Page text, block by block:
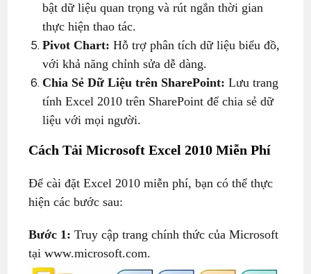
bật dữ liệu quan trọng và rút ngắn thời gian
thực hiện thao tác.
Pivot Chart: Hỗ trợ phân tích dữ liệu biểu đồ,
với khả năng chỉnh sửa dễ dàng.
Chia Sẻ Dữ Liệu trên SharePoint: Lưu trang
tính Excel 2010 trên SharePoint để chia sẻ dữ
liệu với mọi người.
Cách Tải Microsoft Excel 2010 Miễn Phí
Để cài đặt Excel 2010 miễn phí, bạn có thể thực
hiện các bước sau:
Bước 1: Truy cập trang chính thức của Microsoft
tại www.microsoft.com.